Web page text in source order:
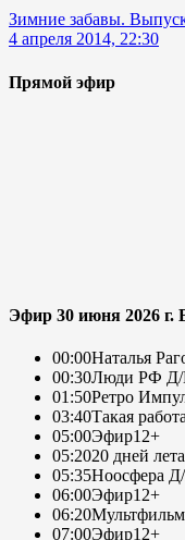
Зимние забавы.
4 апреля 2014, 22:30
Прямой эфир
Эфир 30 июня 2026 г.
00:00Наталья
00:30Люди РФ
01:50Ретро
03:40Такая
05:00Эфир12+
05:2020 дней лета
05:35Ноосфера
06:00Эфир12+
06:20
07:00Эфир12+